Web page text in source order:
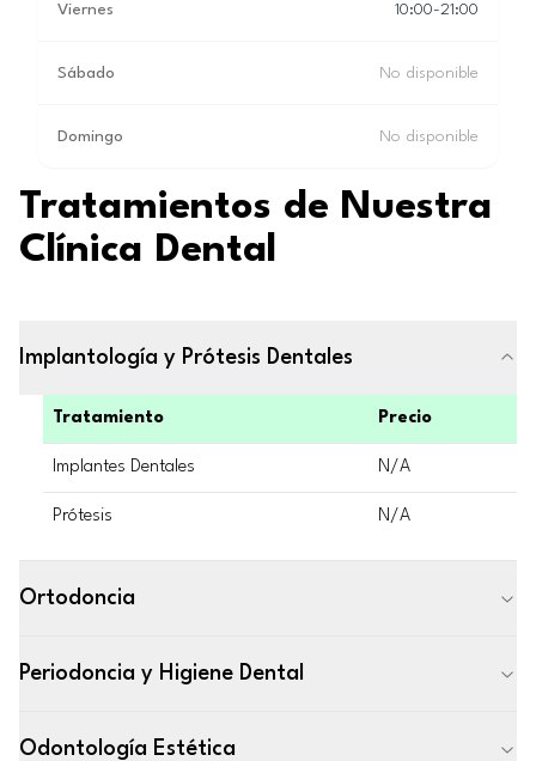
Viernes 10:00-21:00
Sábado No disponible
Domingo No disponible
Tratamientos de Nuestra
Clínica Dental
Implantología y Prótesis Dentales
Tratamiento Precio
Implantes Dentales N/A
Prótesis N/A
Ortodoncia
Periodoncia y Higiene Dental
Odontología Estética